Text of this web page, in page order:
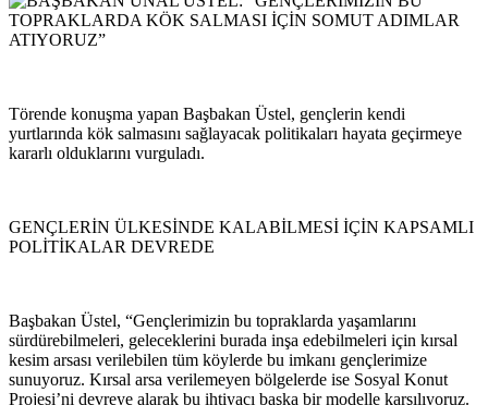
Törende konuşma yapan Başbakan Üstel, gençlerin kendi
yurtlarında kök salmasını sağlayacak politikaları hayata geçirmeye
kararlı olduklarını vurguladı.
GENÇLERİN ÜLKESİNDE KALABİLMESİ İÇİN KAPSAMLI
POLİTİKALAR DEVREDE
Başbakan Üstel, “Gençlerimizin bu topraklarda yaşamlarını
sürdürebilmeleri, geleceklerini burada inşa edebilmeleri için kırsal
kesim arsası verilebilen tüm köylerde bu imkanı gençlerimize
sunuyoruz. Kırsal arsa verilemeyen bölgelerde ise Sosyal Konut
Projesi’ni devreye alarak bu ihtiyacı başka bir modelle karşılıyoruz.